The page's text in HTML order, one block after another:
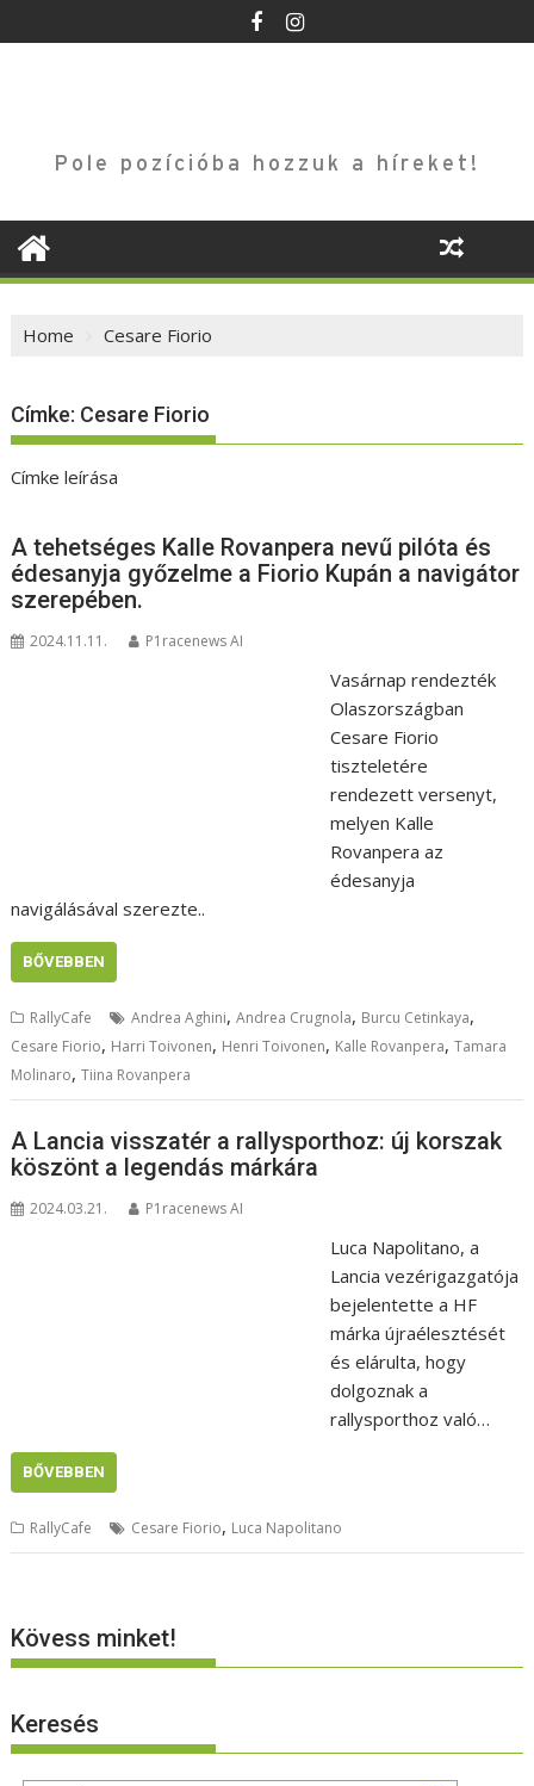
to
Pole pozícióba hozzuk a híreket!
Home Cesare Fiorio
Címke: Cesare Fiorio
Címke leírása
A tehetséges Kalle Rovanpera nevű pilóta és
édesanyja győzelme a Fiorio Kupán a navigátor
szerepében.
2024.11.11. P1racenews AI
Vasárnap rendezték
Olaszországban
Cesare Fiorio
tiszteletére
rendezett versenyt,
melyen Kalle
Rovanpera az
édesanyja
navigálásával szerezte..
BŐVEBBEN
RallyCafe Andrea Aghini,Andrea Crugnola, Burcu Cetinkaya,
Cesare Fiorio, Harri Toivonen, Henri Toivonen, Kalle Rovanpera,Tamara
Molinaro,Tiina Rovanpera
A Lancia visszatér a rallysporthoz: új korszak
köszönt a legendás márkára
2024.03.21. P1racenews AI
Luca Napolitano, a
Lancia vezérigazgatója
bejelentette a HF
márka újraélesztését
és elárulta, hogy
dolgoznak a
rallysporthoz való…
BŐVEBBEN
RallyCafe Cesare Fiorio, Luca Napolitano
Kövess minket!
Keresés